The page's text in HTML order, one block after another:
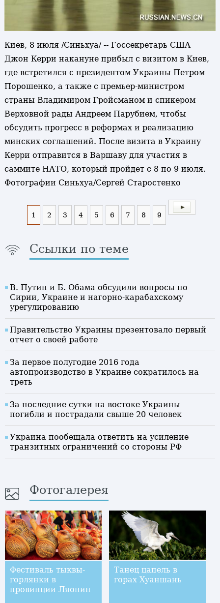
Киев, 8 июля /Синьхуа/ -- Госсекретарь США
Джон Керри накануне прибыл с визитом в Киев,
где встретился с президентом Украины Петром
Порошенко, а также с премьер-министром
страны Владимиром Гройсманом и спикером
Верховной рады Андреем Парубием, чтобы
обсудить прогресс в реформах и реализацию
минских соглашений. После визита в Украину
Керри отправится в Варшаву для участия в
саммите НАТО, который пройдет с 8 по 9 июля.
Фотографии Синьхуа/Сергей Старостенко
1 2 3 4 5 6 7 8 9
Ссылки по теме
В. Путин и Б. Обама обсудили вопросы по
Сирии, Украине и нагорно-карабахскому
урегулированию
Правительство Украины презентовало первый
отчет о своей работе
За первое полугодие 2016 года
автопроизводство в Украине сократилось на
треть
За последние сутки на востоке Украины
погибли и пострадали свыше 20 человек
Украина пообещала ответить на усиление
транзитных ограничений со стороны РФ
Фотогалерея
Фестиваль тыквы-
горлянки в
провинции Ляонин
Танец цапель в
горах Хуаншань